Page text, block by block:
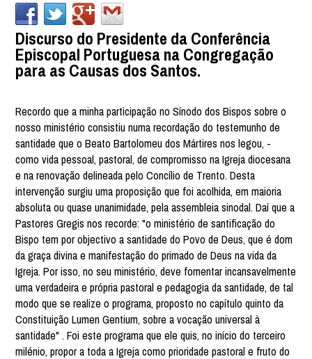
Discurso do Presidente da Conferência
Episcopal Portuguesa na Congregação
para as Causas dos Santos.
Recordo que a minha participação no Sínodo dos Bispos sobre o
nosso ministério consistiu numa recordação do testemunho de
santidade que o Beato Bartolomeu dos Mártires nos legou, -
como vida pessoal, pastoral, de compromisso na Igreja diocesana
e na renovação delineada pelo Concílio de Trento. Desta
intervenção surgiu uma proposição que foi acolhida, em maioria
absoluta ou quase unanimidade, pela assembleia sinodal. Daí que a
Pastores Gregis nos recorde: "o ministério de santificação do
Bispo tem por objectivo a santidade do Povo de Deus, que é dom
da graça divina e manifestação do primado de Deus na vida da
Igreja. Por isso, no seu ministério, deve fomentar incansavelmente
uma verdadeira e própria pastoral e pedagogia da santidade, de tal
modo que se realize o programa, proposto no capítulo quinto da
Constituição Lumen Gentium, sobre a vocação universal à
santidade" . Foi este programa que ele quis, no início do terceiro
milénio, propor a toda a Igreja como prioridade pastoral e fruto do